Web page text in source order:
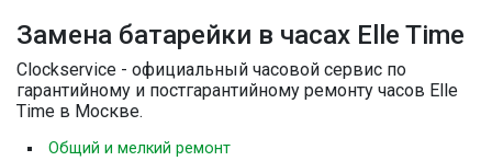
Замена батарейки в часах Elle Time
Clockservice - официальный часовой сервис по
гарантийному и постгарантийному ремонту часов Elle
Time в Москве.
Общий и мелкий ремонт